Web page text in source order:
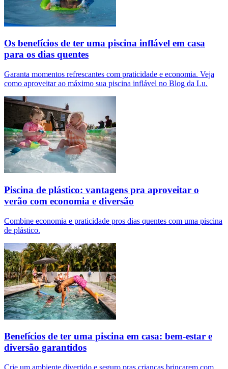
Os benefícios de ter uma piscina inflável em casa
para os dias quentes
Garanta momentos refrescantes com praticidade e economia. Veja
como aproveitar ao máximo sua piscina inflável no Blog da Lu.
Piscina de plástico: vantagens pra aproveitar o
verão com economia e diversão
Combine economia e praticidade pros dias quentes com uma piscina
de plástico.
Benefícios de ter uma piscina em casa: bem-estar e
diversão garantidos
Crie um ambiente divertido e seguro pras crianças brincarem com